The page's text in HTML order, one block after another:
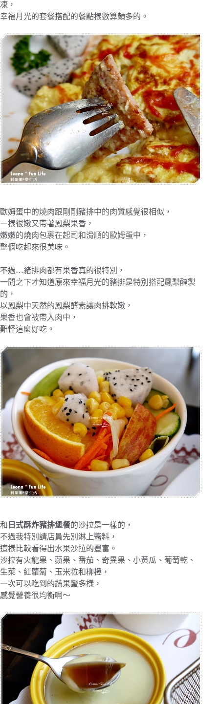
凍，
幸福月光的套餐搭配的餐點樣數算頗多的。
歐姆蛋中的燒肉跟剛剛豬排中的肉質感覺很相似，
一樣很嫩又帶著鳳梨果香，
嫩嫩的燒肉包裹在起司和滑順的歐姆蛋中，
整個吃起來很美味。
不過…豬排肉都有果香真的很特別，
一問之下才知道原來幸福月光的豬排是特別搭配鳳梨醃製
的，
以鳳梨中天然的鳳梨酵素讓肉排軟嫩，
果香也會被帶入肉中，
難怪這麼好吃。
和 日式酥炸豬排堡餐的沙拉是一樣的，
不過我特別請店員先別淋上醬料，
這樣比較看得出水果沙拉的豐富。
沙拉有火龍果、蘋果、番茄、奇異果、小黃瓜、葡萄乾、
生菜、紅蘿蔔、玉米粒和柳橙，
一次可以吃到的蔬果蠻多樣，
感覺營養很均衡啊～